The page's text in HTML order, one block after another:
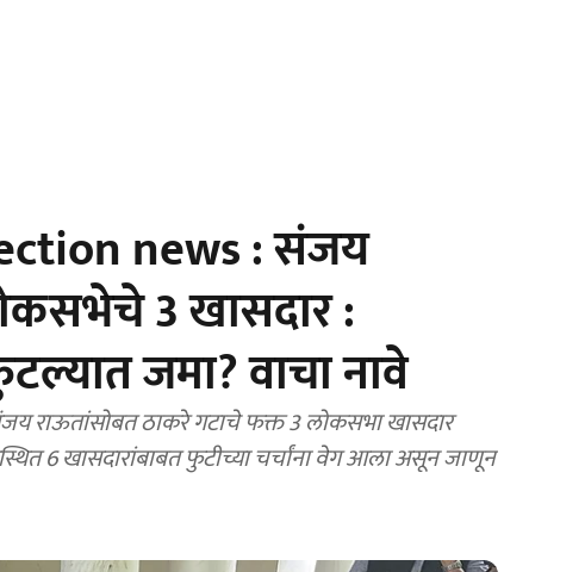
news : संजय
3 खासदार :
जमा? वाचा नावे
ठाकरे गटाचे फक्त 3 लोकसभा खासदार
6 खासदारांबाबत फुटीच्या चर्चांना वेग आला असून जाणून